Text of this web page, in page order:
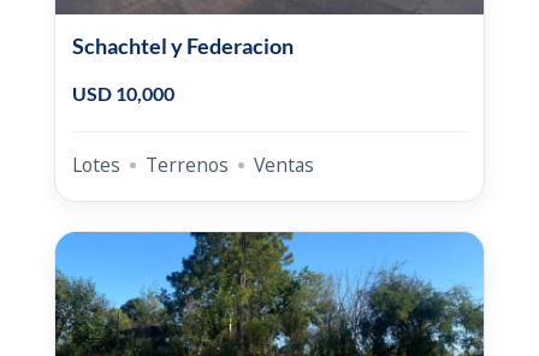
Schachtel y Federacion
USD 10,000
Lotes Terrenos Ventas